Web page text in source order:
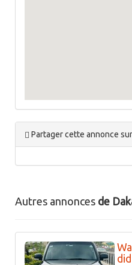
Partager cette annonce
Autres annonces de